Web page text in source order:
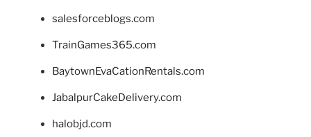
salesforceblogs.com
TrainGames365.com
BaytownEvaCationRentals.com
JabalpurCakeDelivery.com
halobjd.com